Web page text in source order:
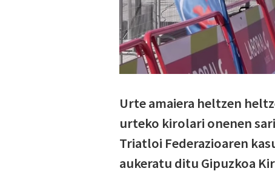
Urte amaiera heltzen
urteko kirolari onenen
Triatloi Federazioaren
aukeratu ditu Gipuzkoa